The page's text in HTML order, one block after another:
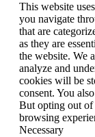
This website
you navigate
that are
as they are
the website. We
analyze and
cookies will be
consent. You
But opting out of
browsing
Necessary